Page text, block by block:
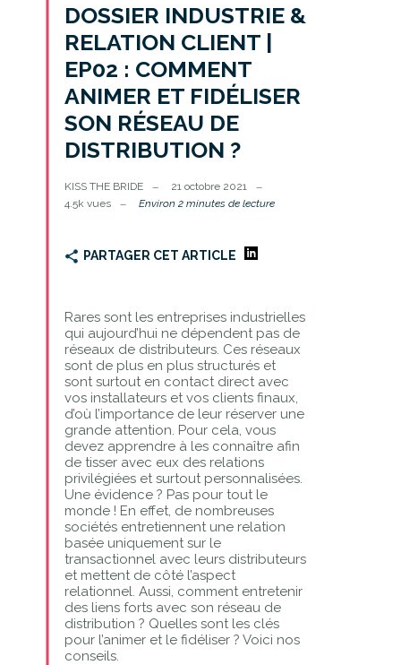
DOSSIER INDUSTRIE &
RELATION CLIENT |
EP02 : COMMENT
ANIMER ET FIDÉLISER
SON RÉSEAU DE
DISTRIBUTION ?
KISS THE BRIDE
21 octobre 2021
4.5k vues
Environ 2 minutes de lecture
PARTAGER CET ARTICLE
Rares sont les entreprises industrielles
qui aujourd’hui ne dépendent pas de
réseaux de distributeurs. Ces réseaux
sont de plus en plus structurés et
sont surtout en contact direct avec
vos installateurs et vos clients finaux,
d’où l’importance de leur réserver une
grande attention. Pour cela, vous
devez apprendre à les connaître afin
de tisser avec eux des relations
privilégiées et surtout personnalisées.
Une évidence ? Pas pour tout le
monde ! En effet, de nombreuses
sociétés entretiennent une relation
basée uniquement sur le
transactionnel avec leurs distributeurs
et mettent de côté l’aspect
relationnel. Aussi, comment entretenir
des liens forts avec son réseau de
distribution ? Quelles sont les clés
pour l’animer et le fidéliser ? Voici nos
conseils.